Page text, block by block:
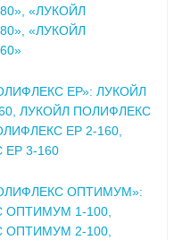
«ЛУКОЙЛ
«ЛУКОЙЛ
ЕР»: ЛУКОЙЛ
ЛУКОЙЛ ПОЛИФЛЕКС
ЕР 2-160,
3-160
ОПТИМУМ»:
ОПТИМУМ 1-100,
ОПТИМУМ 2-100,